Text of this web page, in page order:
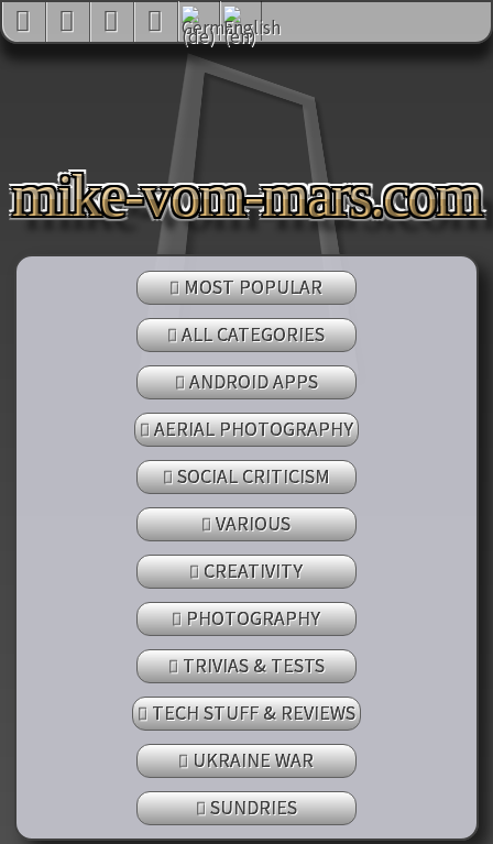
mike-vom-mars.com
MOST POPULAR
ALL CATEGORIES
ANDROID APPS
AERIAL PHOTOGRAPHY
SOCIAL CRITICISM
VARIOUS
CREATIVITY
PHOTOGRAPHY
TRIVIAS & TESTS
TECH STUFF & REVIEWS
UKRAINE WAR
SUNDRIES